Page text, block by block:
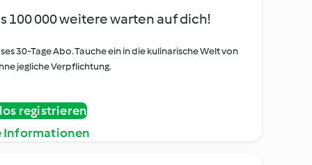
100 000 weitere warten auf dich!
30-Tage Abo. Tauche ein in die kulinarische Welt von
jegliche Verpflichtung.
registrieren
Informationen